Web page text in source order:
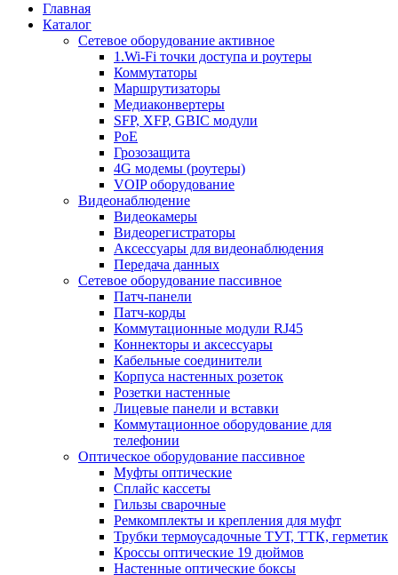
Главная
Каталог
Сетевое оборудование активное
1.Wi-Fi точки доступа и роутеры
Коммутаторы
Маршрутизаторы
Медиаконвертеры
SFP, XFP, GBIC модули
PoE
Грозозащита
4G модемы (роутеры)
VOIP оборудование
Видеонаблюдение
Видеокамеры
Видеорегистраторы
Аксессуары для видеонаблюдения
Передача данных
Сетевое оборудование пассивное
Патч-панели
Патч-корды
Коммутационные модули RJ45
Коннекторы и аксессуары
Кабельные соединители
Корпуса настенных розеток
Розетки настенные
Лицевые панели и вставки
Коммутационное оборудование для
телефонии
Оптическое оборудование пассивное
Муфты оптические
Сплайс кассеты
Гильзы сварочные
Ремкомплекты и крепления для муфт
Трубки термоусадочные ТУТ, ТТК, герметик
Кроссы оптические 19 дюймов
Настенные оптические боксы